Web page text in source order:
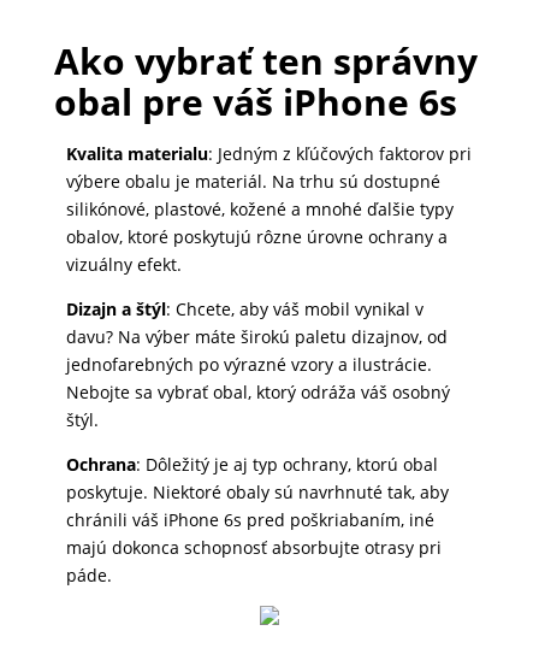
NOTEBOOK
GAMING
AUTOPRÍSLUŠENSTVO
DOMÁCNOSŤ
Ako vybrať ten správny
obal pre váš iPhone 6s
Kvalita materialu: Jedným z kľúčových faktorov pri
výbere obalu je materiál. Na trhu sú dostupné
silikónové, plastové, kožené a mnohé ďalšie typy
obalov, ktoré poskytujú rôzne úrovne ochrany a
vizuálny efekt.
Dizajn a štýl: Chcete, aby váš mobil vynikal v
davu? Na výber máte širokú paletu dizajnov, od
jednofarebných po výrazné vzory a ilustrácie.
Nebojte sa vybrať obal, ktorý odráža váš osobný
štýl.
Ochrana: Dôležitý je aj typ ochrany, ktorú obal
poskytuje. Niektoré obaly sú navrhnuté tak, aby
chránili váš iPhone 6s pred poškriabaním, iné
majú dokonca schopnosť absorbujte otrasy pri
páde.